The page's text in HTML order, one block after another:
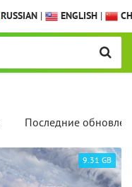
RUSSIAN | ENGLISH |
Последние
9.31 GB